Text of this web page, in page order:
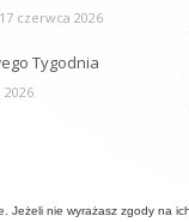
17 czerwca 2026
Tygodnia
2026
Jeżeli nie wyrażasz zgody na